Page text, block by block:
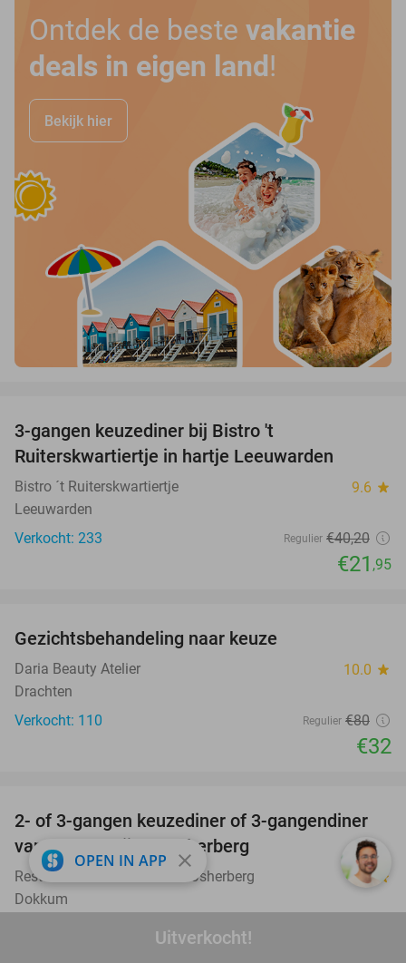
Uitverkocht!
Ontdek de beste vakantie
deals in eigen land !
Bekijk hier
3-gangen keuzediner bij Bistro 't
Ruiterskwartiertje in hartje Leeuwarden
Bistro ´t Ruiterskwartiertje 9.6 star
Leeuwarden
Verkocht: 233
Regulier €40,20
€21 ,95
Gezichtsbehandeling naar keuze
Daria Beauty Atelier 10.0 star
Drachten
Verkocht: 110
Regulier €80
€32
47%
2- of 3-gangen keuzediner of 3-gangendiner
van de chef bij De IJsherberg
Restaurant Steakhouse De IJsherberg 9.3 star
Dokkum
OPEN IN APP close